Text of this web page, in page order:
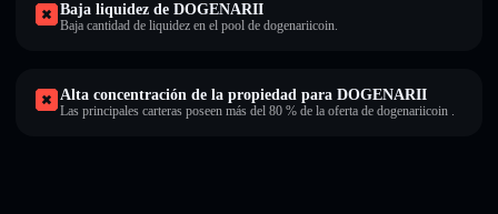
Baja liquidez de DOGENARII
Baja cantidad de liquidez en el pool de dogenariicoin.
Alta concentración de la propiedad para DOGENARII
Las principales carteras poseen más del 80 % de la oferta de dogenariicoin .